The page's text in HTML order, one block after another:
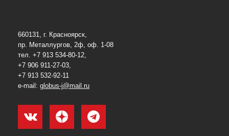
660131, г. Красноярск,
пр. Металлургов, 2ф, оф. 1-08
тел. +7 913 534-80-12,
+7 906 911-27-03,
+7 913 532-92-11
e-mail: globus-j@mail.ru